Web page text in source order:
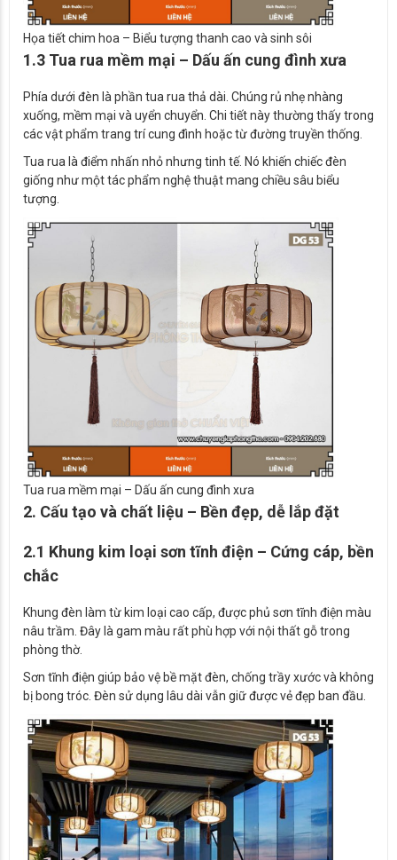
Họa tiết chim hoa – Biểu tượng thanh cao và sinh sôi
1.3 Tua rua mềm mại – Dấu ấn cung đình xưa
Phía dưới đèn là phần tua rua thả dài. Chúng rủ nhẹ nhàng
xuống, mềm mại và uyển chuyển. Chi tiết này thường thấy trong
các vật phẩm trang trí cung đình hoặc từ đường truyền thống.
Tua rua là điểm nhấn nhỏ nhưng tinh tế. Nó khiến chiếc đèn
giống như một tác phẩm nghệ thuật mang chiều sâu biểu
tượng.
Tua rua mềm mại – Dấu ấn cung đình xưa
2. Cấu tạo và chất liệu – Bền đẹp, dễ lắp đặt
2.1 Khung kim loại sơn tĩnh điện – Cứng cáp, bền
chắc
Khung đèn làm từ kim loại cao cấp, được phủ sơn tĩnh điện màu
nâu trầm. Đây là gam màu rất phù hợp với nội thất gỗ trong
phòng thờ.
Sơn tĩnh điện giúp bảo vệ bề mặt đèn, chống trầy xước và không
bị bong tróc. Đèn sử dụng lâu dài vẫn giữ được vẻ đẹp ban đầu.